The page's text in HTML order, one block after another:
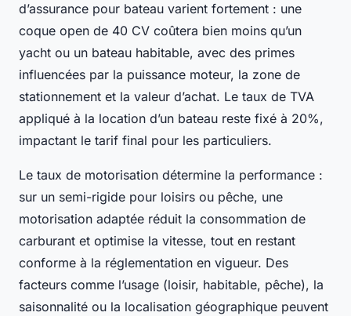
d’assurance pour bateau varient fortement : une
coque open de 40 CV coûtera bien moins qu’un
yacht ou un bateau habitable, avec des primes
influencées par la puissance moteur, la zone de
stationnement et la valeur d’achat. Le taux de TVA
appliqué à la location d’un bateau reste fixé à 20%,
impactant le tarif final pour les particuliers.
Le taux de motorisation détermine la performance :
sur un semi-rigide pour loisirs ou pêche, une
motorisation adaptée réduit la consommation de
carburant et optimise la vitesse, tout en restant
conforme à la réglementation en vigueur. Des
facteurs comme l’usage (loisir, habitable, pêche), la
saisonnalité ou la localisation géographique peuvent